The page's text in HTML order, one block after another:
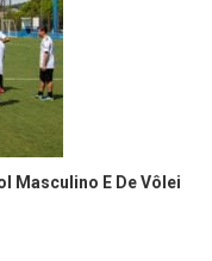
Masculino E De Vôlei